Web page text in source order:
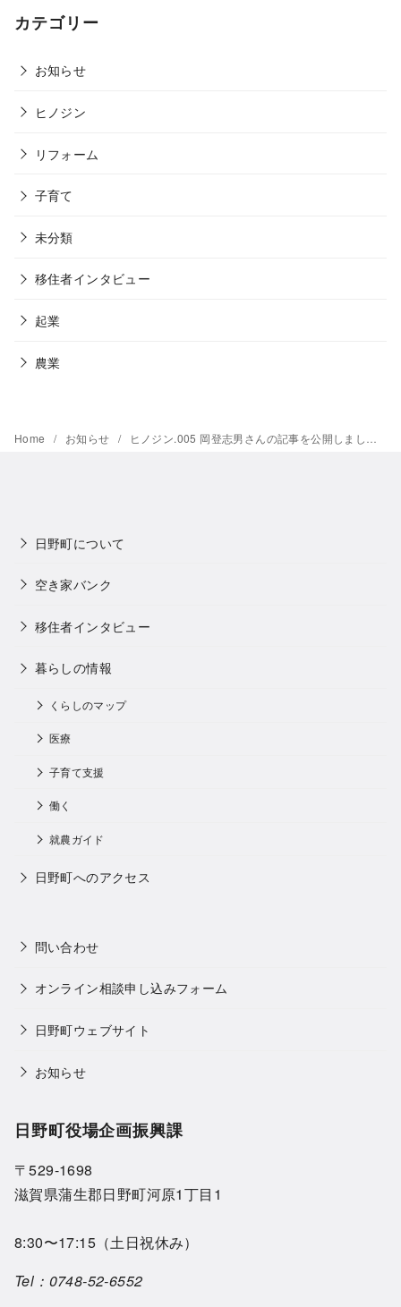
カテゴリー
お知らせ
ヒノジン
リフォーム
子育て
未分類
移住者インタビュー
起業
農業
Home お知らせ ヒノジン.005 岡登志男さんの記事を公開しました！
日野町について
空き家バンク
移住者インタビュー
暮らしの情報
くらしのマップ
医療
子育て支援
働く
就農ガイド
日野町へのアクセス
問い合わせ
オンライン相談申し込みフォーム
日野町ウェブサイト
お知らせ
日野町役場企画振興課
〒529-1698
滋賀県蒲生郡日野町河原1丁目1
8:30〜17:15（土日祝休み）
Tel： 0748-52-6552